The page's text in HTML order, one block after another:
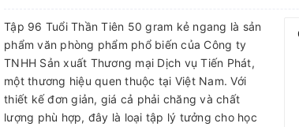
Tập 96 Tuổi Thần Tiên 50 gram kẻ ngang là sản
phẩm văn phòng phẩm phổ biến của Công ty
TNHH Sản xuất Thương mại Dịch vụ Tiến Phát,
một thương hiệu quen thuộc tại Việt Nam. Với
thiết kế đơn giản, giá cả phải chăng và chất
lượng phù hợp, đây là loại tập lý tưởng cho học